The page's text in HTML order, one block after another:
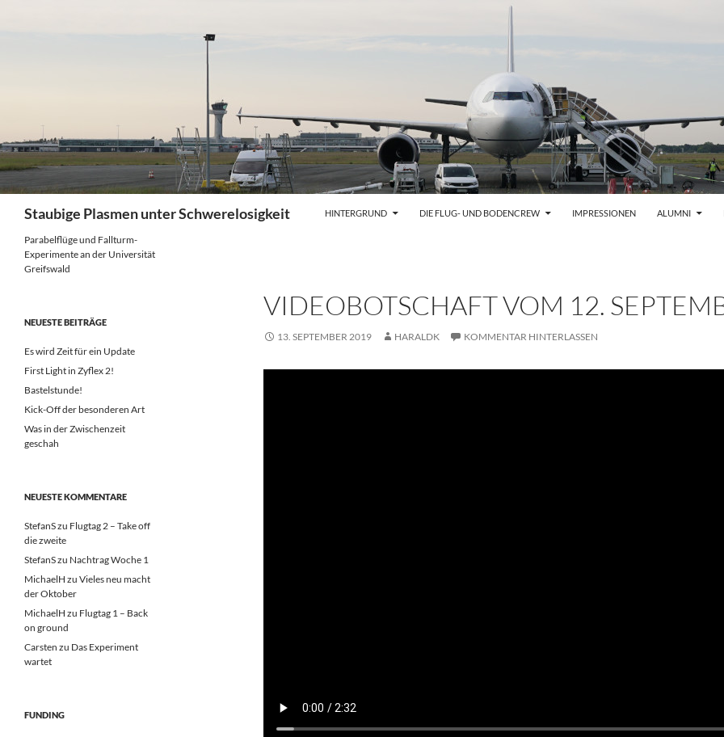
Staubige Plasmen unter Schwerelosigkeit HINTERGRUND DIE FLUG- UND BODENCREW IMPRESSIONEN ALUMNI
VIDEOBOTSCHAFT VOM 12.
13. SEPTEMBER 2019 HARALDK KOMMENTAR HINTERLASSEN
Parabelflüge und Fallturm-
Experimente an der Universität
Greifswald
NEUESTE BEITRÄGE
Es wird Zeit für ein Update
First Light in Zyflex 2!
Bastelstunde!
Kick-Off der besonderen Art
Was in der Zwischenzeit
geschah
NEUESTE KOMMENTARE
StefanSzu Flugtag 2 – Take off
die zweite
StefanSzu Nachtrag Woche 1
MichaelH zu Vieles neu macht
der Oktober
MichaelH zu Flugtag 1 – Back
on ground
Carsten zu Das Experiment
wartet
FUNDING